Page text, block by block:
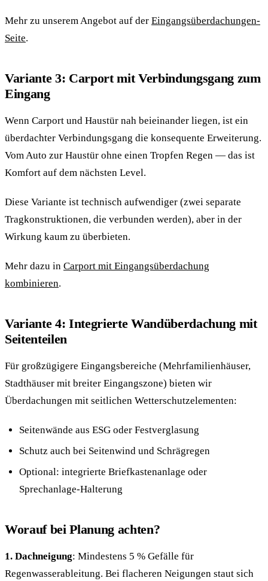
Mehr zu unserem Angebot auf der Eingangsüberdachungen-
Seite.
Variante 3: Carport mit Verbindungsgang zum
Eingang
Wenn Carport und Haustür nah beieinander liegen, ist ein
überdachter Verbindungsgang die konsequente Erweiterung.
Vom Auto zur Haustür ohne einen Tropfen Regen — das ist
Komfort auf dem nächsten Level.
Diese Variante ist technisch aufwendiger (zwei separate
Tragkonstruktionen, die verbunden werden), aber in der
Wirkung kaum zu überbieten.
Mehr dazu in Carport mit Eingangsüberdachung
kombinieren.
Variante 4: Integrierte Wandüberdachung mit
Seitenteilen
Für großzügigere Eingangsbereiche (Mehrfamilienhäuser,
Stadthäuser mit breiter Eingangszone) bieten wir
Überdachungen mit seitlichen Wetterschutzelementen:
Seitenwände aus ESG oder Festverglasung
Schutz auch bei Seitenwind und Schrägregen
Optional: integrierte Briefkastenanlage oder
Sprechanlage-Halterung
Worauf bei Planung achten?
1. Dachneigung: Mindestens 5 % Gefälle für
Regenwasserableitung. Bei flacheren Neigungen staut sich